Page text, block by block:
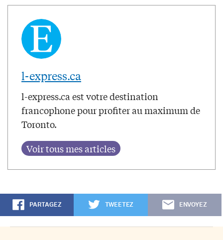
l-express.ca
l-express.ca est votre destination
francophone pour profiter au maximum de
Toronto.
PARTAGEZ TWEETEZ ENVOYEZ